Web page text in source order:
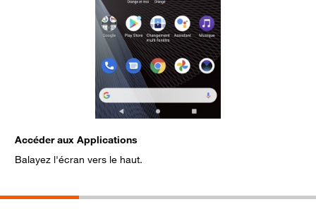
Accéder aux Applications
Balayez l'écran vers le haut.